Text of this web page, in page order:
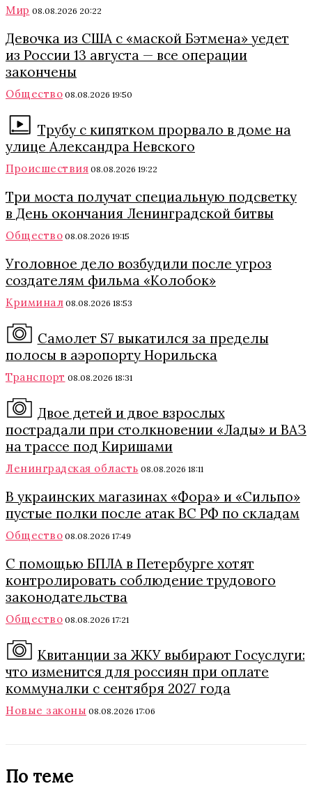
Мир 08.08.2026 20:22
Девочка из США с «маской Бэтмена» уедет
из России 13 августа — все операции
закончены
Общество 08.08.2026 19:50
Трубу с кипятком прорвало в доме на
улице Александра Невского
Происшествия 08.08.2026 19:22
Три моста получат специальную подсветку
в День окончания Ленинградской битвы
Общество 08.08.2026 19:15
Уголовное дело возбудили после угроз
создателям фильма «Колобок»
Криминал 08.08.2026 18:53
Самолет S7 выкатился за пределы
полосы в аэропорту Норильска
Транспорт 08.08.2026 18:31
Двое детей и двое взрослых
пострадали при столкновении «Лады» и ВАЗ
на трассе под Киришами
Ленинградская область 08.08.2026 18:11
В украинских магазинах «Фора» и «Сильпо»
пустые полки после атак ВС РФ по складам
Общество 08.08.2026 17:49
С помощью БПЛА в Петербурге хотят
контролировать соблюдение трудового
законодательства
Общество 08.08.2026 17:21
Квитанции за ЖКУ выбирают Госуслуги:
что изменится для россиян при оплате
коммуналки с сентября 2027 года
Новые законы 08.08.2026 17:06
По теме